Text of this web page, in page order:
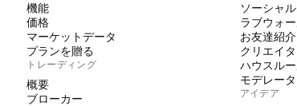
機能
価格
マーケットデータ
プランを贈る
トレーディング
概要
ブローカー
ソーシャ
ラブウォ
お友達紹介
クリエイ
ハウスル
モデレー
アイデア